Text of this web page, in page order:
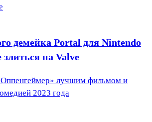
демейка Portal для Nintendo
на Valve
лучшим фильмом и
2023 года